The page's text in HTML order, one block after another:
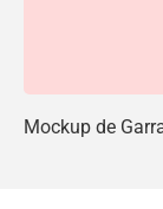
Mockup de